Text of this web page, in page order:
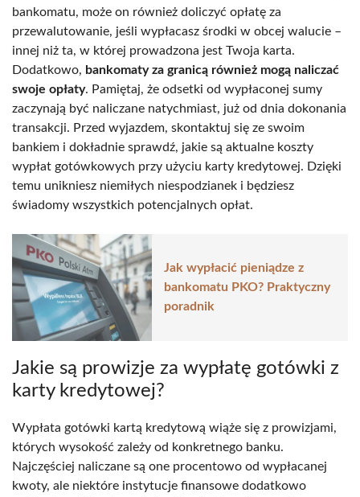
bankomatu, może on również doliczyć opłatę za
przewalutowanie, jeśli wypłacasz środki w obcej walucie –
innej niż ta, w której prowadzona jest Twoja karta.
Dodatkowo, bankomaty za granicą również mogą naliczać
swoje opłaty. Pamiętaj, że odsetki od wypłaconej sumy
zaczynają być naliczane natychmiast, już od dnia dokonania
transakcji. Przed wyjazdem, skontaktuj się ze swoim
bankiem i dokładnie sprawdź, jakie są aktualne koszty
wypłat gotówkowych przy użyciu karty kredytowej. Dzięki
temu unikniesz niemiłych niespodzianek i będziesz
świadomy wszystkich potencjalnych opłat.
Jak wypłacić pieniądze z
bankomatu PKO? Praktyczny
poradnik
Jakie są prowizje za wypłatę gotówki z
karty kredytowej?
Wypłata gotówki kartą kredytową wiąże się z prowizjami,
których wysokość zależy od konkretnego banku.
Najczęściej naliczane są one procentowo od wypłacanej
kwoty, ale niektóre instytucje finansowe dodatkowo